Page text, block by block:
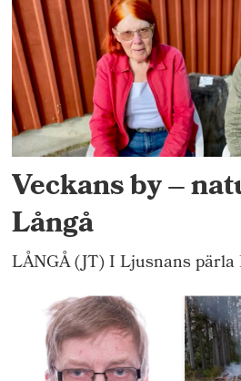
Veckans by –
Långå
LÅNGÅ (JT) I Ljusnans